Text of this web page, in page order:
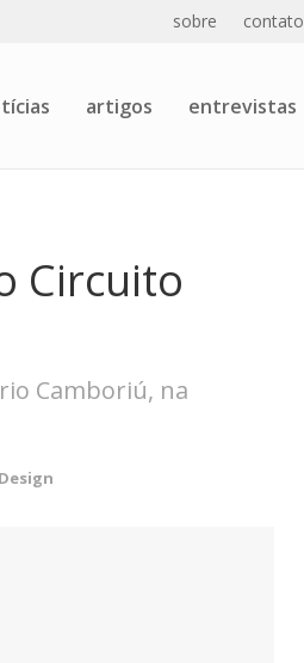
sobre contato
artigos entrevistas
Circuito
Camboriú, na
Design